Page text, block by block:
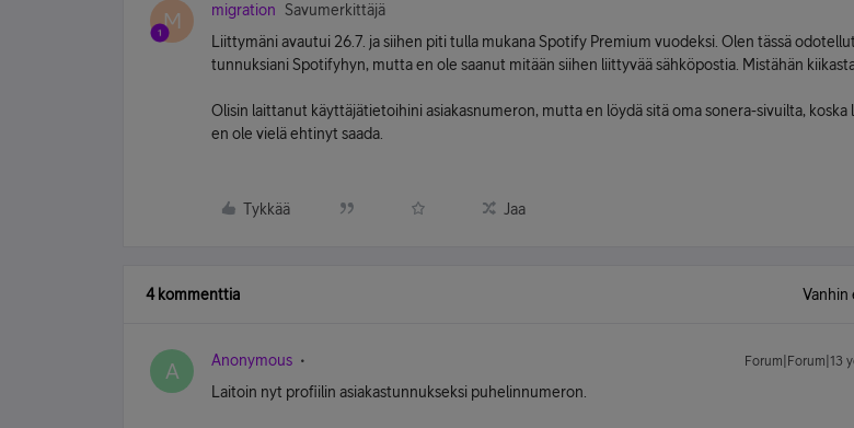
M migration
Savumerkittäjä
Liittymäni avautui 26.7. ja siihen piti tulla mukana Spotify Premium vuodeksi. Olen tässä
tunnuksiani Spotifyhyn, mutta en ole saanut mitään siihen liittyvää sähköpostia. Mistähän
Olisin laittanut käyttäjätietoihini asiakasnumeron, mutta en löydä sitä oma sonera-sivuilta, koska
en ole vielä ehtinyt saada.
Tykkää Jaa
4 kommenttia Vanhin
A Anonymous Forum|Forum|13
Laitoin nyt profiilin asiakastunnukseksi puhelinnumeron.